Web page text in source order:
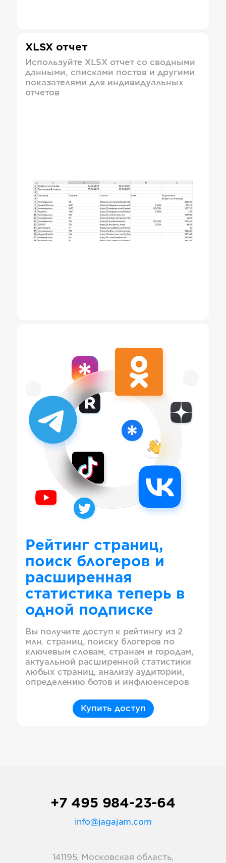
XLSX отчет
Используйте XLSX отчет со сводными
данными, списками постов и другими
показателями для индивидуальных
отчетов
Рейтинг страниц,
поиск блогеров и
расширенная
статистика теперь в
одной подписке
Вы получите доступ к рейтингу из 2
млн. страниц, поиску блогеров по
ключевым словам, странам и городам,
актуальной расширенной статистики
любых страниц, анализу аудитории,
определению ботов и инфлюенсеров
Купить доступ
+7 495 984-23-64
info@jagajam.com
141195, Московская область,